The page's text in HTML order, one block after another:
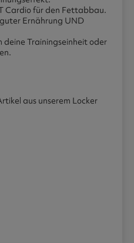
Cardio für den Fettabbau.
Ernährung UND
deine Trainingseinheit oder
aus unserem Locker